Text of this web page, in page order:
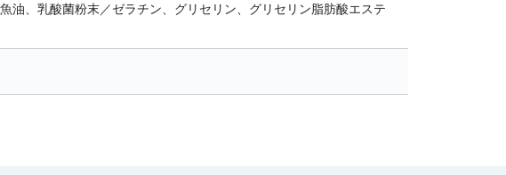
油、乳酸菌粉末／ゼラチン、グリセリン、グリセリン脂肪酸エステ